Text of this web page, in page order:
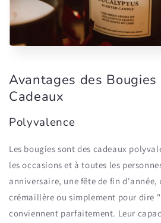
Avantages des Bougies
Cadeaux
Polyvalence
Les bougies sont des cadeaux
les occasions et à toutes les
anniversaire, une fête de fin d'année,
crémaillère ou simplement pour dire
conviennent parfaitement. Leur